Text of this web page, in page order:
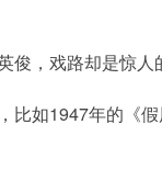
俊，戏路却是惊人
比如1947年的《